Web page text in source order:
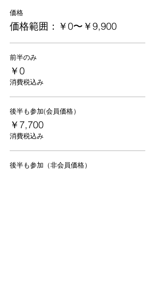
価格
価格範囲：￥0〜￥9,900
前半のみ
￥0
消費税込み
後半も参加(会員価格）
￥7,700
消費税込み
後半も参加（非会員価格）